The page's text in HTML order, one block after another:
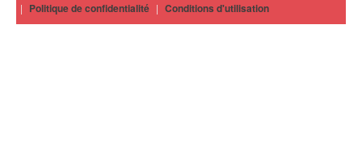
| Politique de confidentialité | Conditions d'utilisation